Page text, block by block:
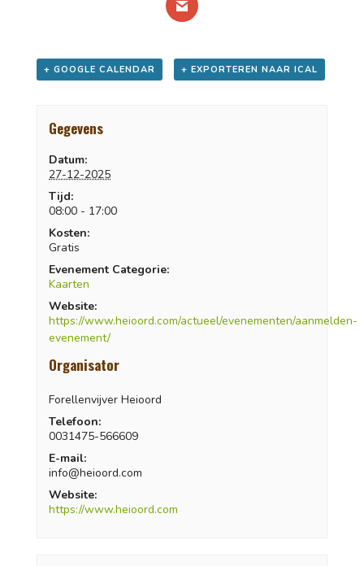
+ GOOGLE CALENDAR + EXPORTEREN NAAR ICAL
Gegevens
Datum:
27-12-2025
Tijd:
08:00 - 17:00
Kosten:
Gratis
Evenement Categorie:
Kaarten
Website:
https://www.heioord.com/actueel/evenementen/aanmelden-
evenement/
Organisator
Forellenvijver Heioord
Telefoon:
0031475-566609
E-mail:
info@heioord.com
Website:
https://www.heioord.com